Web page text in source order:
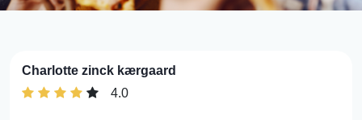
Charlotte zinck kærgaard
4.0